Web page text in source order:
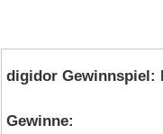
digidor Gewinnspiel:
Gewinne: